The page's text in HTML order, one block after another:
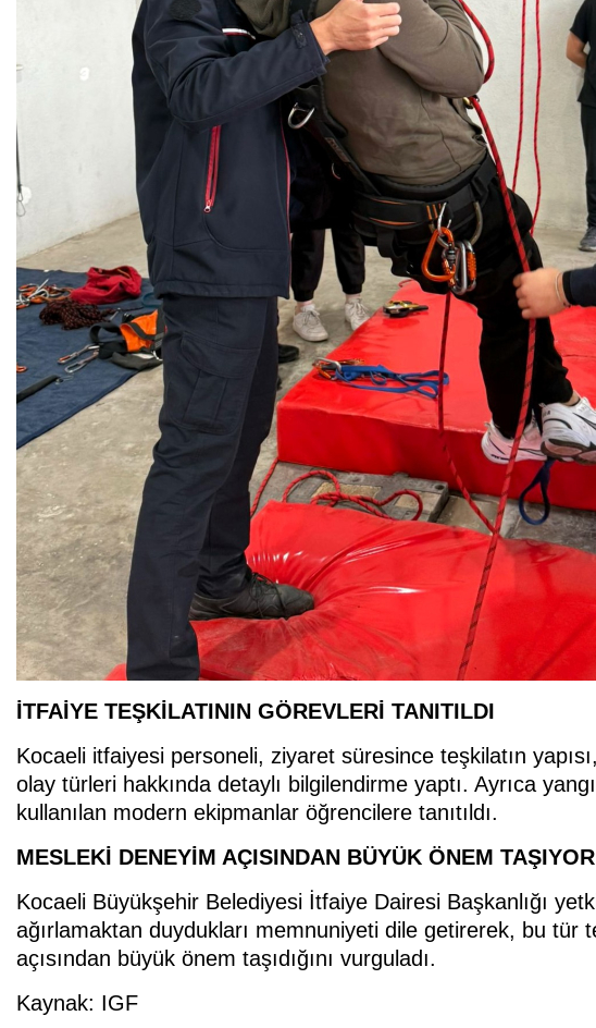
İTFAİYE TEŞKİLATININ GÖREVLERİ TANITILDI
Kocaeli itfaiyesi personeli, ziyaret süresince teşkilatın
olay türleri hakkında detaylı bilgilendirme yaptı. Ayrıca
kullanılan modern ekipmanlar öğrencilere tanıtıldı.
MESLEKİ DENEYİM AÇISINDAN BÜYÜK ÖNEM TAŞIYOR
Kocaeli Büyükşehir Belediyesi İtfaiye Dairesi Başkanlığı
ağırlamaktan duydukları memnuniyeti dile getirerek, bu tür
açısından büyük önem taşıdığını vurguladı.
Kaynak: IGF